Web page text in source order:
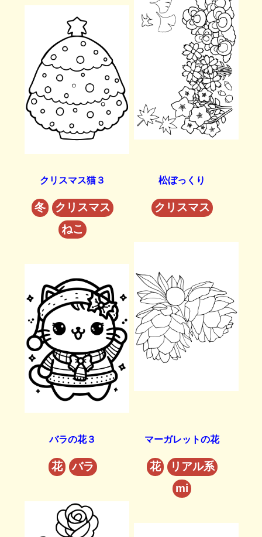
クリスマス猫３
冬
クリスマス
ねこ
松ぼっくり
クリスマス
バラの花３
花 バラ
マーガレットの花
花
リアル系
mi